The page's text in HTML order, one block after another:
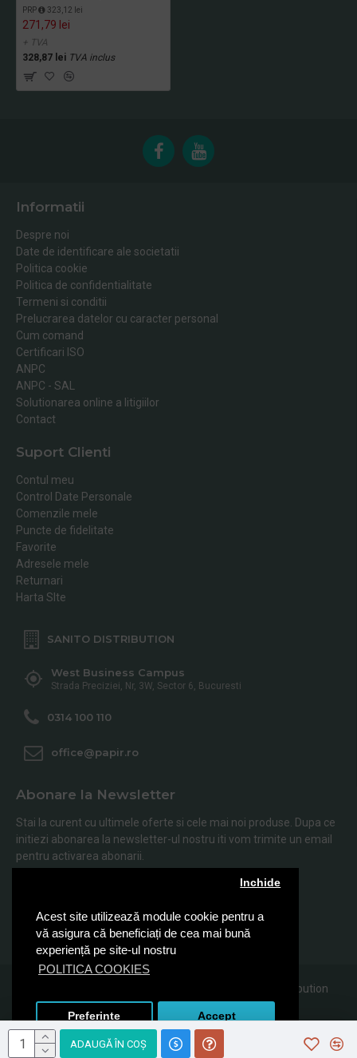
Acest site utilizează module cookie pentru a
vă asigura că beneficiați de cea mai bună
experiență pe site-ul nostru
POLITICA COOKIES
Inchide
Preferinte Accept
ADAUGĂ ÎN COŞ
PRP 323,12 lei
271,79 lei
+ TVA
328,87 lei TVA inclus
Informatii
Despre noi
Date de identificare ale societatii
Politica cookie
Politica de confidentialitate
Termeni si conditii
Prelucrarea datelor cu caracter personal
Cum comand
Certificari ISO
ANPC
ANPC - SAL
Solutionarea online a litigiilor
Contact
Suport Clienti
Contul meu
Control Date Personale
Comenzile mele
Puncte de fidelitate
Favorite
Adresele mele
Returnari
Harta SIte
SANITO DISTRIBUTION
West Business Campus
Strada Preciziei, Nr, 3W, Sector 6, Bucuresti
0314 100 110
office@papir.ro
Abonare la Newsletter
Stai la curent cu ultimele oferte si cele mai noi produse. Dupa ce
initiezi abonarea la newsletter-ul nostru iti vom trimite un email
pentru activarea abonarii.
Abonare
Am citit şi sunt de acord cu Politica de Confidentialitate
© 2019, Papir.ro, Toate drepturile rezervate Sanito Distribution